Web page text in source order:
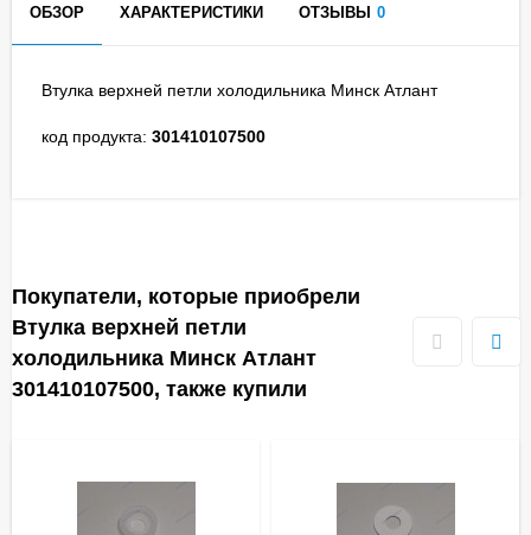
ОБЗОР ХАРАКТЕРИСТИКИ ОТЗЫВЫ 0
Втулка верхней петли холодильника Минск Атлант
код продукта: 301410107500
Покупатели, которые приобрели
Втулка верхней петли
холодильника Минск Атлант
301410107500, также купили